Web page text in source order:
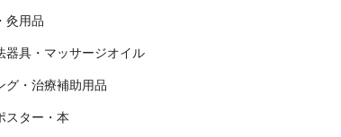
灸用品
器具・マッサージオイル
グ・治療補助用品
スター・本